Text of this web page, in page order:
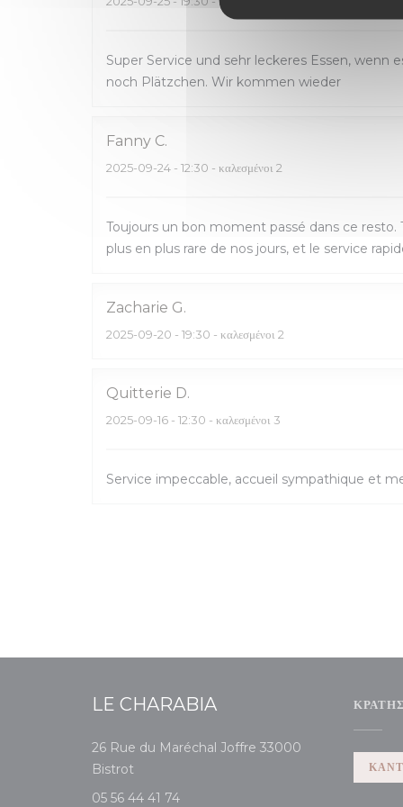
Super Service und sehr leckeres Essen, wenn
noch Plätzchen. Wir kommen wieder
Fanny C
2025-09-24 - 12:30 - καλεσμένοι 2
Toujours un bon moment passé dans ce
plus en plus rare de nos jours, et le service
Zacharie G
2025-09-20 - 19:30 - καλεσμένοι 2
Quitterie D
2025-09-16 - 12:30 - καλεσμένοι 3
Service impeccable, accueil sympathique et
LE CHARABIA
26 Rue du Maréchal Joffre 33000
Bistrot
05 56 44 41 74